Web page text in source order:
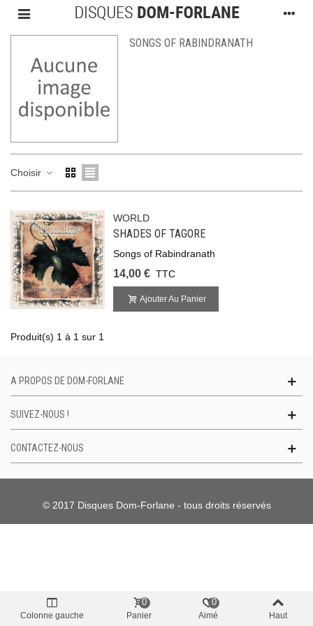
SONGS OF RABINDRANATH
Choisir
WORLD
SHADES OF TAGORE
Songs of Rabindranath
14,00 € TTC
Ajouter Au Panier
Produit(s) 1 à 1 sur 1
A PROPOS DE DOM-FORLANE
SUIVEZ-NOUS !
CONTACTEZ-NOUS
© 2017 Disques Dom-Forlane - tous droits réservés
Colonne gauche Panier
0
Aimé
0
Haut